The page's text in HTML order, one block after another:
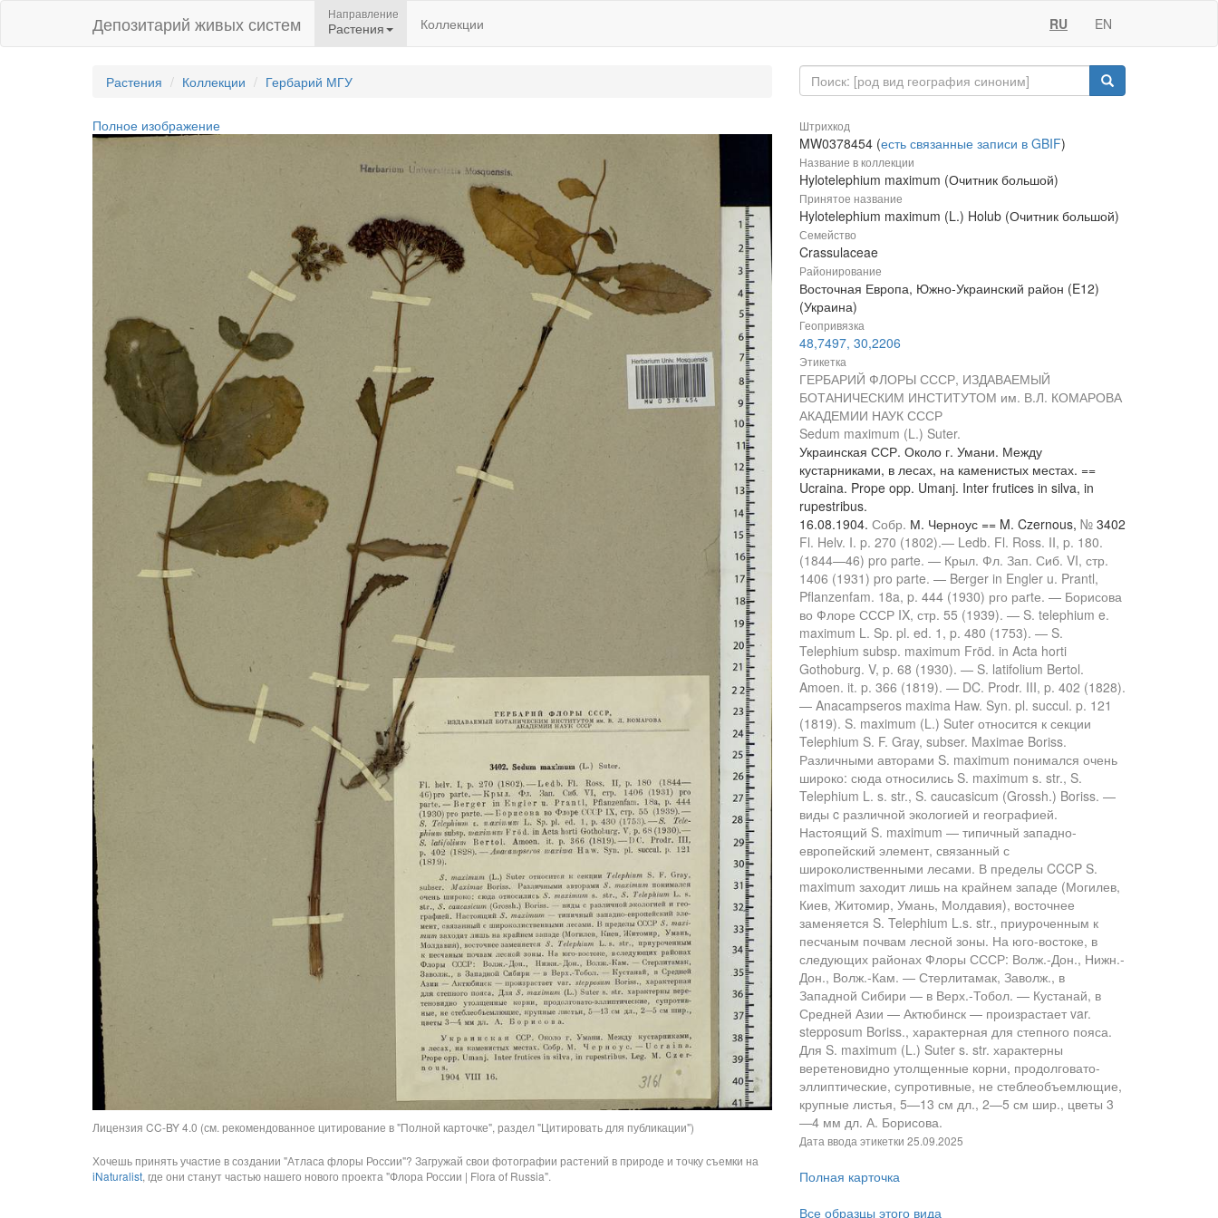
Депозитарий живых систем Направление
Растения Коллекции RU EN
Растения Коллекции Гербарий МГУ
Полное изображение
Лицензия CC-BY 4.0 (см. рекомендованное цитирование в "Полной карточке", раздел "Цитировать для публикации")
Хочешь принять участие в создании "Атласа флоры России"? Загружай свои фотографии растений в природе и точку съемки на
iNaturalist, где они станут частью нашего нового проекта "Флора России | Flora of Russia".
Штрихкод
MW0378454 (есть связанные записи в GBIF)
Название в коллекции
Hylotelephium maximum (Очитник большой)
Принятое название
Hylotelephium maximum (L.) Holub (Очитник большой)
Семейство
Crassulaceae
Районирование
Восточная Европа, Южно-Украинский район (E12)
(Украина)
Геопривязка
48,7497, 30,2206
Этикетка
ГЕРБАРИЙ ФЛОРЫ СССР, ИЗДАВАЕМЫЙ
БОТАНИЧЕСКИМ ИНСТИТУТОМ им. В.Л. КОМАРОВА
АКАДЕМИИ НАУК СССР
Sedum maximum (L.) Suter.
Украинская ССР. Около г. Умани. Между
кустарниками, в лесах, на каменистых местах. ==
Ucraina. Prope opp. Umanj. Inter frutices in silva, in
rupestribus.
16.08.1904. Собр. М. Черноус == M. Czernous, № 3402
Fl. Helv. I. p. 270 (1802).— Ledb. Fl. Ross. II, p. 180.
(1844—46) pro parte. — Крыл. Фл. Зап. Сиб. VI, стр.
1406 (1931) pro parte. — Berger in Engler u. Prantl,
Pflanzenfam. 18a, p. 444 (1930) рго раrtе. — Борисова
во Флоре СССР IX, стр. 55 (1939). — S. telephium e.
maximum L. Sp. pl. ed. 1, p. 480 (1753). — S.
Telephium subsp. maximum Fröd. in Acta horti
Gothoburg. V, p. 68 (1930). — S. latifolium Bertol.
Amoen. it. p. 366 (1819). — DC. Prodr. III, p. 402 (1828).
— Anacampseros maxima Haw. Syn. pl. succul. p. 121
(1819). S. maximum (L.) Suter относится к секции
Telephium S. F. Gray, subser. Maximae Boriss.
Различными авторами S. maximum понимался очень
широко: сюда относились S. maximum s. str., S.
Telephium L. s. str., S. caucasicum (Grossh.) Boriss. —
виды c различной экологией и географией.
Настоящий S. maximum — типичный западно-
европейский элемент, связанный с
широколиственными лесами. В пределы CCCP S.
maximum заходит лишь на крайнем западе (Могилев,
Киев, Житомир, Умань, Молдавия), восточнее
заменяется S. Telephium L.s. str., приуроченным к
песчаным почвам лесной зоны. На юго-востоке, в
следующих районах Флоры СССР: Волж.-Дон., Нижн.-
Дон., Волж.-Кам. — Стерлитамак, Заволж., в
Западной Сибири — в Верх.-Тобол. — Кустанай, в
Средней Азии — Актюбинск — произрастает var.
stepposum Boriss., характерная для степного пояса.
Для S. maximum (L.) Suter s. str. характерны
веретеновидно утолщенные корни, продолговато-
эллиптические, супротивные, не стеблеобъемлющие,
крупные листья, 5—13 см дл., 2—5 см шир., цветы 3
—4 мм дл. А. Борисова.
Дата ввода этикетки 25.09.2025
Полная карточка
Все образцы этого вида